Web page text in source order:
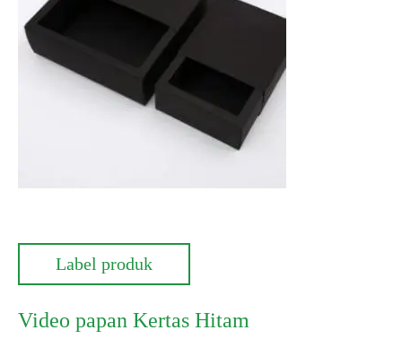
Label produk
Video papan Kertas Hitam